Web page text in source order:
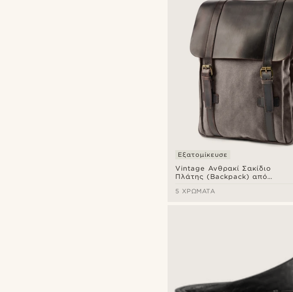
Vintage Ανθρακί Σακίδιο
Πλάτης (Backpack) από
Εξατομίκευσε
5 ΧΡΏΜΑΤΑ